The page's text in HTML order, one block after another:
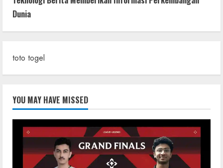
Dunia
toto togel
YOU MAY HAVE MISSED